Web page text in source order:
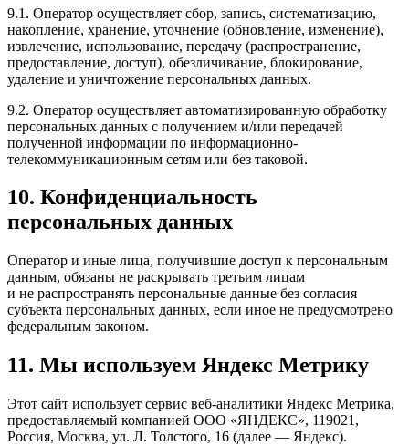
9.1. Оператор осуществляет сбор, запись, систематизацию,
накопление, хранение, уточнение (обновление, изменение),
извлечение, использование, передачу (распространение,
предоставление, доступ), обезличивание, блокирование,
удаление и уничтожение персональных данных.
9.2. Оператор осуществляет автоматизированную обработку
персональных данных с получением и/или передачей
полученной информации по информационно-
телекоммуникационным сетям или без таковой.
10. Конфиденциальность
персональных данных
Оператор и иные лица, получившие доступ к персональным
данным, обязаны не раскрывать третьим лицам
и не распространять персональные данные без согласия
субъекта персональных данных, если иное не предусмотрено
федеральным законом.
11. Мы используем Яндекс Метрику
Этот сайт использует сервис веб-аналитики Яндекс Метрика,
предоставляемый компанией ООО «ЯНДЕКС», 119021,
Россия, Москва, ул. Л. Толстого, 16 (далее — Яндекс).